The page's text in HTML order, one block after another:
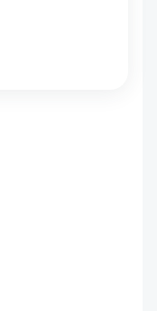
no-code: son
de